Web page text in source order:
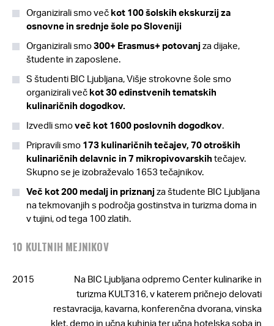
Organizirali smo več kot 100 šolskih ekskurzij za
osnovne in srednje šole po Sloveniji
Organizirali smo300+ Erasmus+ potovanj za dijake,
študente in zaposlene.
S študenti BIC Ljubljana, Višje strokovne šole smo
organizirali več kot 30 edinstvenih tematskih
kulinaričnih dogodkov.
Izvedli smoveč kot 1600 poslovnih dogodkov.
Pripravili smo 173 kulinaričnih tečajev, 70 otroških
kulinaričnih delavnic in 7 mikropivovarskih tečajev.
Skupno se je izobraževalo 1653 tečajnikov.
Več kot 200 medalj in priznanj za študente BIC Ljubljana
na tekmovanjih s področja gostinstva in turizma doma in
v tujini, od tega 100 zlatih.
10 KULTNIH MEJNIKOV
2015
Na BIC Ljubljana odpremo Center kulinarike in
turizma KULT316, v katerem pričnejo delovati
restavracija, kavarna, konferenčna dvorana, vinska
klet, demo in učna kuhinja ter učna hotelska soba in